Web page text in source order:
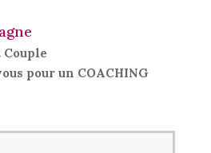
pour un COACHING